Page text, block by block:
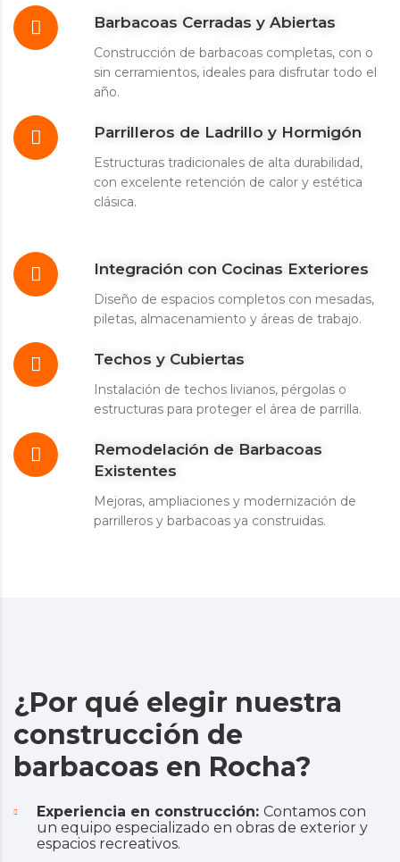
Barbacoas Cerradas y Abiertas
Construcción de barbacoas completas, con o
sin cerramientos, ideales para disfrutar todo el
año.
Parrilleros de Ladrillo y Hormigón
Estructuras tradicionales de alta durabilidad,
con excelente retención de calor y estética
clásica.
Integración con Cocinas Exteriores
Diseño de espacios completos con mesadas,
piletas, almacenamiento y áreas de trabajo.
Techos y Cubiertas
Instalación de techos livianos, pérgolas o
estructuras para proteger el área de parrilla.
Remodelación de Barbacoas
Existentes
Mejoras, ampliaciones y modernización de
parrilleros y barbacoas ya construidas.
¿Por qué elegir nuestra
construcción de
barbacoas en Rocha?
Experiencia en construcción: Contamos con
un equipo especializado en obras de exterior y
espacios recreativos.